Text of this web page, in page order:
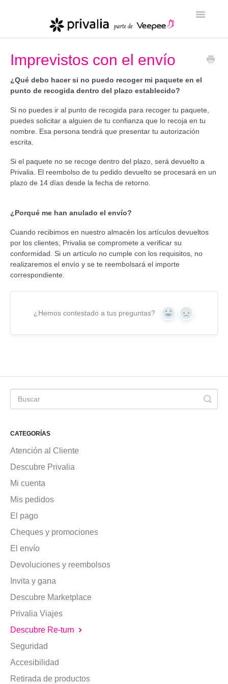
Toggle
Imprevistos con el envío
¿Qué debo hacer si no puedo recoger mi paquete en el
punto de recogida dentro del plazo establecido?
Si no puedes ir al punto de recogida para recoger tu paquete,
puedes solicitar a alguien de tu confianza que lo recoja en tu
nombre. Esa persona tendrá que presentar tu autorización
escrita.
Si el paquete no se recoge dentro del plazo, será devuelto a
Privalia. El reembolso de tu pedido devuelto se procesará en un
plazo de 14 días desde la fecha de retorno.
¿Porqué me han anulado el envío?
Cuando recibimos en nuestro almacén los artículos devueltos
por los clientes, Privalia se compromete a verificar su
conformidad. Si un artículo no cumple con los requisitos, no
realizaremos el envío y se te reembolsará el importe
correspondiente.
¿Hemos contestado a tus preguntas? Yes No
CATEGORÍAS
Atención al Cliente
Descubre Privalia
Mi cuenta
Mis pedidos
El pago
Cheques y promociones
El envío
Devoluciones y reembolsos
Invita y gana
Descubre Marketplace
Privalia Viajes
Descubre Re-turn
Seguridad
Accesibilidad
Retirada de productos